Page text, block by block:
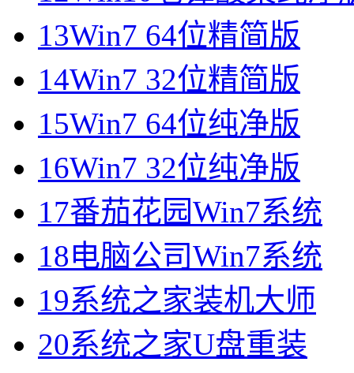
13Win7 64位精简版
14Win7 32位精简版
15Win7 64位纯净版
16Win7 32位纯净版
17番茄花园Win7系统
18电脑公司Win7系统
19系统之家装机大师
20系统之家U盘重装